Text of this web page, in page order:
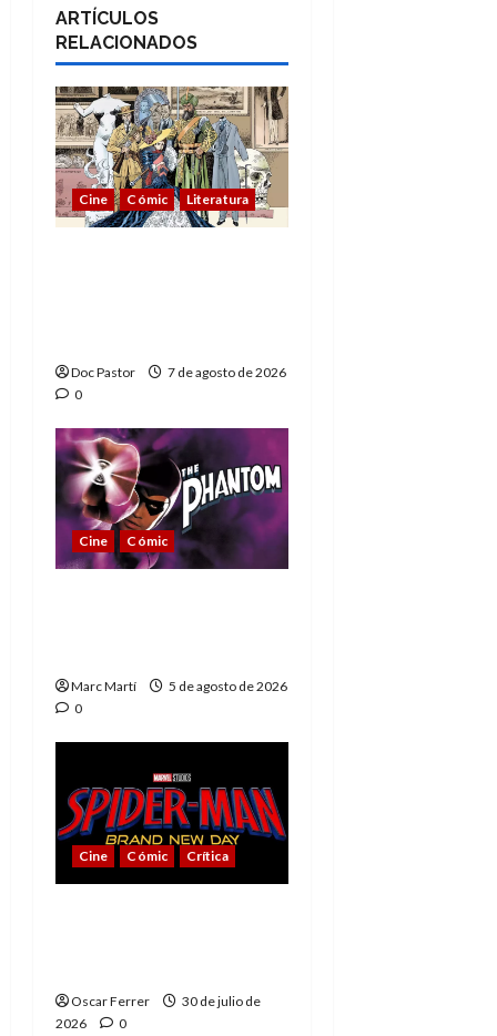
ARTÍCULOS
RELACIONADOS
Cine Cómic Literatura
Doc Pastor
7 de agosto de 2026
0
Cine Cómic
Marc Martí
5 de agosto de 2026
0
Cine Cómic Crítica
Oscar Ferrer
30 de julio de
2026
0